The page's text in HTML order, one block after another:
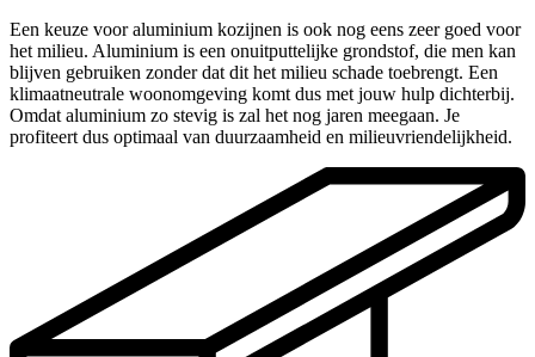
Een keuze voor aluminium kozijnen is ook nog eens zeer goed voor
het milieu. Aluminium is een onuitputtelijke grondstof, die men kan
blijven gebruiken zonder dat dit het milieu schade toebrengt. Een
klimaatneutrale woonomgeving komt dus met jouw hulp dichterbij.
Omdat aluminium zo stevig is zal het nog jaren meegaan. Je
profiteert dus optimaal van duurzaamheid en milieuvriendelijkheid.